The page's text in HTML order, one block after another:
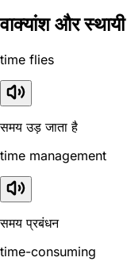
वाक्यांश और
time flies
समय उड़ जाता है
time management
समय प्रबंधन
time-consuming